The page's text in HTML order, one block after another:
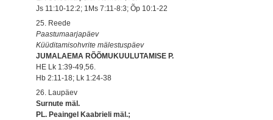
Js 11:10-12:2; 1Ms 7:11-8:3; Õp 10:1-22
25. Reede
Paastumaarjapäev
Küüditamisohvrite mälestuspäev
JUMALAEMA RÕÕMUKUULUTAMISE P.
HE Lk 1:39-49,56.
Hb 2:11-18; Lk 1:24-38
26. Laupäev
Surnute mäl.
PL. Peaingel Kaabrieli mäl.;